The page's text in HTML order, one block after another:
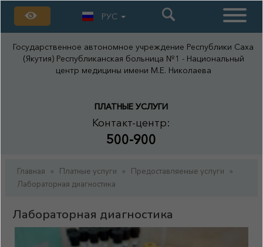
РУС
Государственное автономное учреждение Республики Саха
(Якутия) Республиканская больница №1 - Национальный
центр медицины имени М.Е. Николаева
ПЛАТНЫЕ УСЛУГИ
Контакт-центр:
500-900
Главная » Платные услуги » Предоставляемые услуги
»
Лабораторная диагностика
Лабораторная диагностика